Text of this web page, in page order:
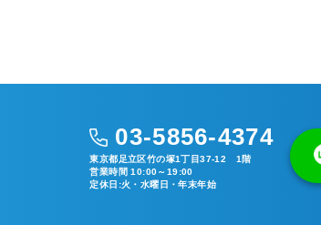
03-5856-4374
東京都足立区竹の塚1丁目37-12 1階
営業時間 10:00～19:00
定休日:火・水曜日・年末年始